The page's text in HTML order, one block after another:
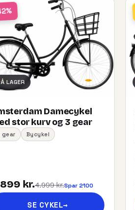
LAGER
Damecykel
stor kurv og 3 gear
gear Bycykel
kr.4.999 kr.Spar 2100
SE CYKEL→